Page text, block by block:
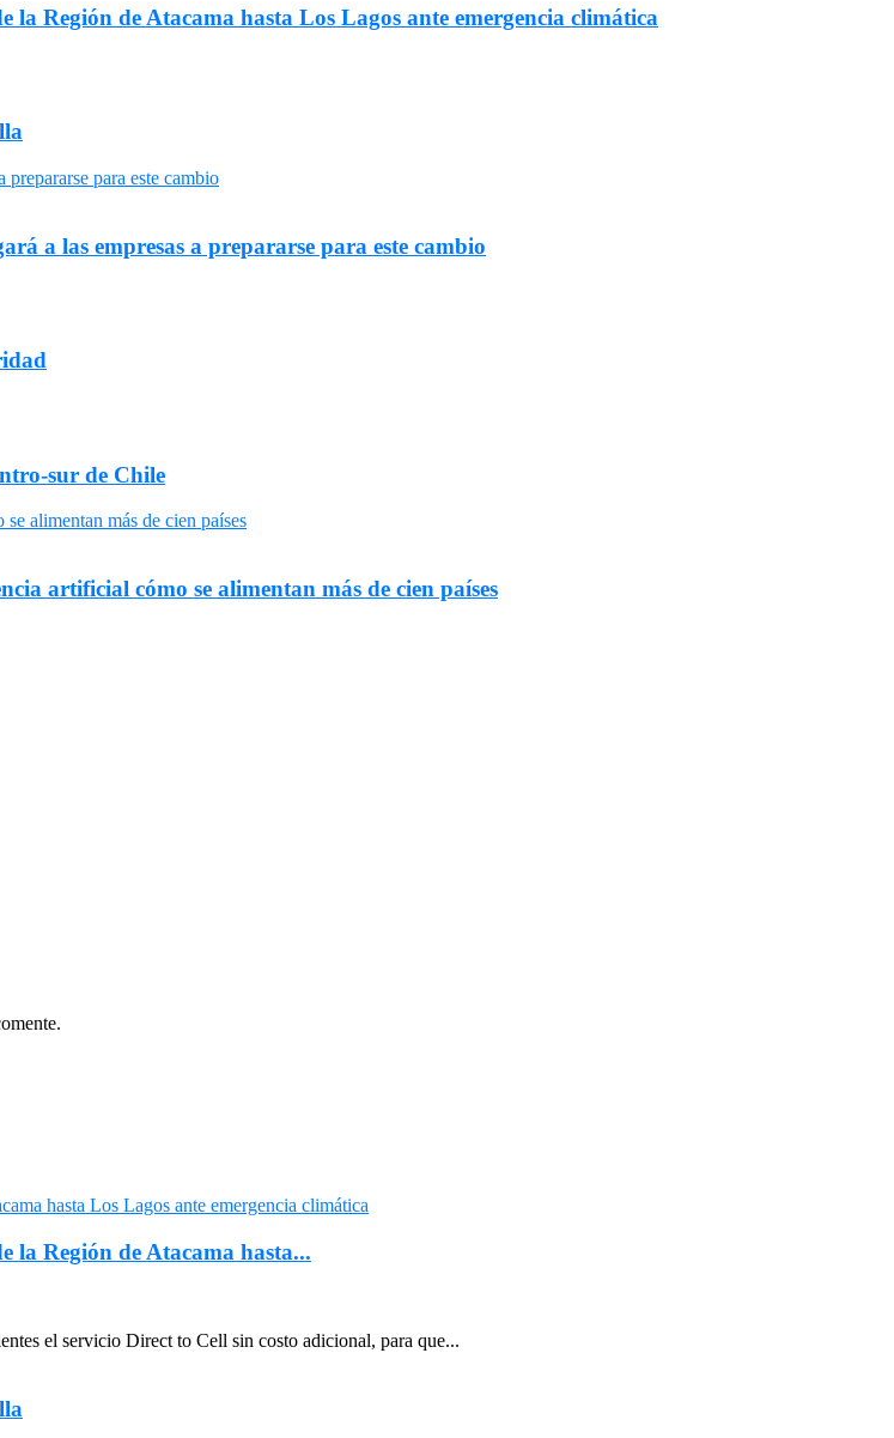
Región de Atacama hasta Los Lagos ante emergencia climática
a las empresas a prepararse para este cambio
sur de Chile
artificial cómo se alimentan más de cien países
la Región de Atacama hasta...
el servicio Direct to Cell sin costo adicional, para que...